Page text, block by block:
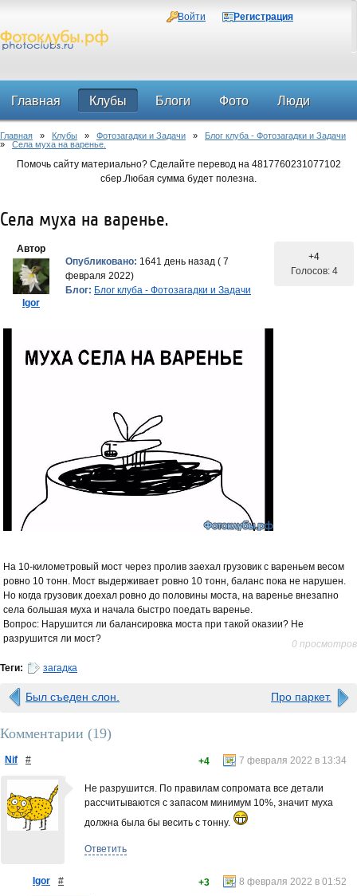
Войти Регистрация
Главная Клубы Блоги Фото Люди
Форум
Главная » Клубы » Фотозагадки и Задачи » Блог клуба - Фотозагадки и Задачи
» Села муха на варенье.
Помочь сайту материально? Сделайте перевод на 4817760231077102
сбер.Любая сумма будет полезна.
Села муха на варенье.
Автор
Igor
Опубликовано: 1641 день назад ( 7
февраля 2022)
Блог: Блог клуба - Фотозагадки и Задачи
+4
Голосов: 4
На 10-километровый мост через пролив заехал грузовик с вареньем весом
ровно 10 тонн. Мост выдерживает ровно 10 тонн, баланс пока не нарушен.
Но когда грузовик доехал ровно до половины моста, на варенье внезапно
села большая муха и начала быстро поедать варенье.
Вопрос: Нарушится ли балансировка моста при такой оказии? Не
разрушится ли мост?
0 просмотров
Теги: загадка
Был съеден слон. Про паркет.
Комментарии (19)
Nif # 7 февраля 2022 в 13:34
+4
Не разрушится. По правилам сопромата все детали
рассчитываются с запасом минимум 10%, значит муха
должна была бы весить с тонну.
Ответить
Igor # 8 февраля 2022 в 01:52
+3